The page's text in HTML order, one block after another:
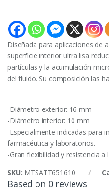
Diseñada para aplicaciones de
superficie interior ultra lisa
partículas y la acumulación
del fluido. Su composición las
-Diámetro exterior: 16 mm
-Diámetro interior: 10 mm
-Especialmente indicadas para
farmacéutica y laboratorios.
-Gran flexibilidad y resistencia
SKU: MTSATT651610
Based on 0 reviews